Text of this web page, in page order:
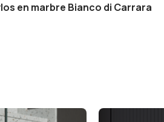
en marbre Bianco di Carrara